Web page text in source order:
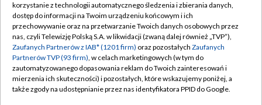
TVP
Abonament TVP
Emisja w TVP
Centrum informacji TVP
Naziemna Telewizja Cyfrowa
Regulamin TVP
Polityka prywatności
Moje zgody
Pomoc
korzystanie z technologii automatycznego śledzenia i zbierania danych,
dostęp do informacji na Twoim urządzeniu końcowym i ich
przechowywanie oraz na przetwarzanie Twoich danych osobowych przez
nas, czyli Telewizję Polską S.A. w likwidacji (zwaną dalej również „TVP”),
Zaufanych Partnerów z IAB* (1201 firm) oraz pozostałych Zaufanych
Partnerów TVP (93 firm), w celach marketingowych (w tym do
zautomatyzowanego dopasowania reklam do Twoich zainteresowań i
mierzenia ich skuteczności) i pozostałych, które wskazujemy poniżej, a
także zgody na udostępnianie przez nas identyfikatora PPID do Google.